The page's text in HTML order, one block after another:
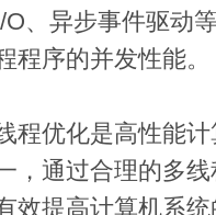
O、异步事件驱动
程序的并发性能。
程优化是高性能计
，通过合理的多
效提高计算机系统